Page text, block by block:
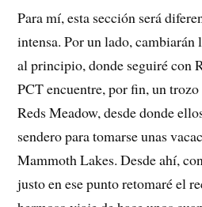
Para mí, esta sección será
intensa. Por un lado, cambiarán
al principio, donde seguiré con
PCT encuentre, por fin, un
Reds Meadow, desde donde
sendero para tomarse unas
Mammoth Lakes. Desde ahí,
justo en ese punto retomaré el